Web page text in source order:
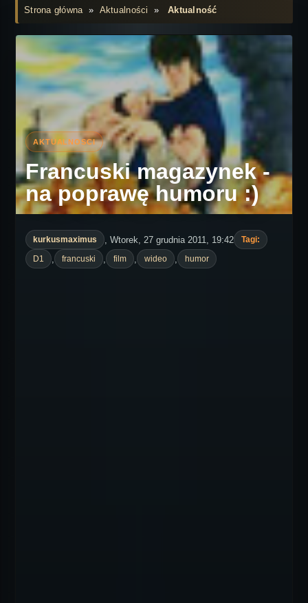
Strona główna» Aktualności »Aktualność
Francuski magazynek -
na poprawę humoru :)
kurkusmaximus , Wtorek, 27 grudnia 2011, 19:42
Tagi:
D1
francuski film wideo humor